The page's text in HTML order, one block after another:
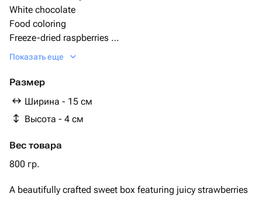
White chocolate
Food coloring
Freeze-dried raspberries
Heart shaped chocolate- 3pcs
Показать еще
Размер
Ширина - 15 см
Высота - 4 см
Вес товара
800 гр.
A beautifully crafted sweet box featuring juicy strawberries